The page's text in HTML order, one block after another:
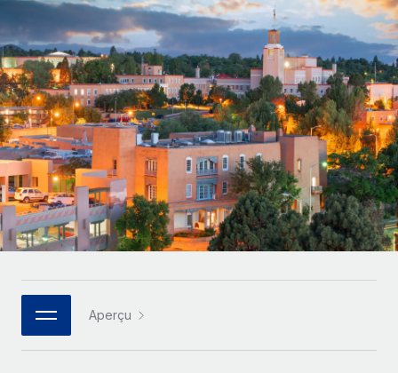
Gestion des freelances
Intégrez et gérez vos freelances partout dans le monde
PEO
Sous-traitez les opérations complexes liées à l’emploi
INFRASTRUCTURE
Intégration Remote
Intégrez vos RH aux flux de travail en toute simplicité
Plateforme
Des fonctions RH clés intégrées pour votre équipe
Connectez n'importe quel outil d’IA à Remote grâce à
notre MCP
Comparer Remote
Examinez notre service par rapport aux autres
CROISSANCE
Start-ups
Des solutions agiles et internationales pour les RH et la
paie des entreprises en pleine croissance
Entreprises intermédiaires
Développez vos équipes avec des solutions RH sur
mesure
Entreprise
Les RH à l’international pour les grandes entreprises
Calculateur de paiement des freelances
Découvrez les devises disponibles et les vitesses de
paiement pour vos freelances internationaux
APPRENDRE AVEC REMOTE
Recherche et guides
Études de cas
Checklists et modèles
Descriptions de postes
Nederlands
Français
Deutsch
Español
Italiano
Português (Portugal)
日本語
한국어
Connexion
Aperçu